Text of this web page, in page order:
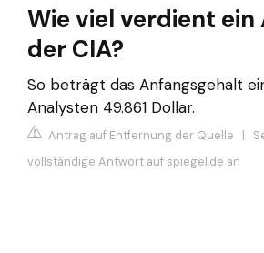
Wie viel verdient ein
der CIA?
So beträgt das Anfangsgehalt
Analysten 49.861 Dollar.
Antrag auf Entfernung der Quelle |
vollständige Antwort auf spiegel.de an